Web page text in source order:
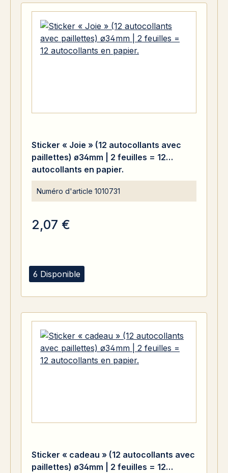
6 Disponible
Sticker « Joie » (12 autocollants avec
paillettes) ø34mm | 2 feuilles = 12
autocollants en papier.
Numéro d'article 1010731
2,07 €
Sticker « cadeau » (12 autocollants avec
paillettes) ø34mm | 2 feuilles = 12